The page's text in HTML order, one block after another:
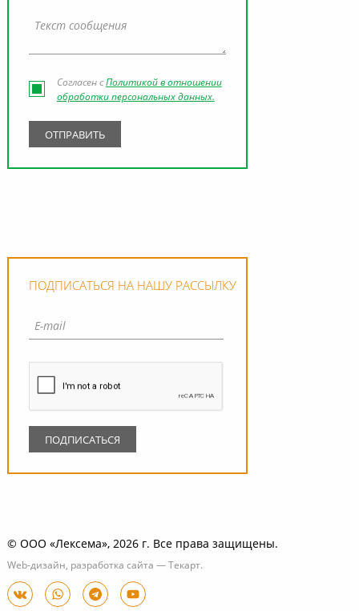
Согласен сПолитикой в отношении
обработки персональных данных.
ПОДПИСАТЬСЯ НА НАШУ РАССЫЛКУ
© ООО «Лексема», 2026 г. Все права защищены.
Web-дизайн, разработка сайта — Текарт.